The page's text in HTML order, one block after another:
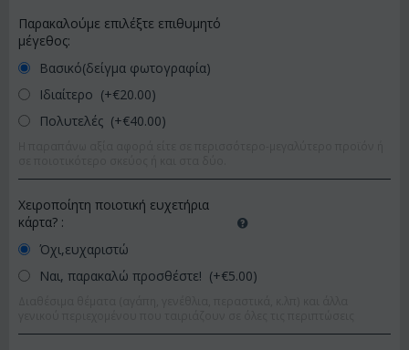
Παρακαλούμε επιλέξτε επιθυμητό
μέγεθος:
Βασικό(δείγμα φωτογραφία)
Ιδιαίτερο (+€20.00)
Πολυτελές (+€40.00)
Χειροποίητη ποιοτική ευχετήρια
κάρτα? :
Όχι,ευχαριστώ
Ναι, παρακαλώ προσθέστε! (+€5.00)